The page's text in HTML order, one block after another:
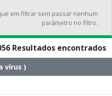
em filtrar sem passar nenhum
parâmetro no filtro.
Resultados encontrados
vírus )